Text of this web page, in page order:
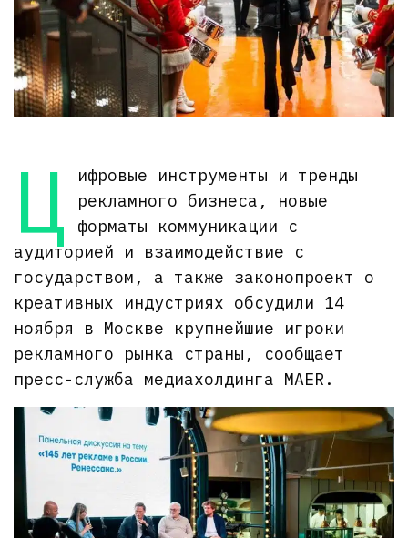
Ц
ифровые инструменты и тренды
рекламного бизнеса, новые
форматы коммуникации с
аудиторией и взаимодействие с
государством, а также законопроект о
креативных индустриях обсудили 14
ноября в Москве крупнейшие игроки
рекламного рынка страны, сообщает
пресс-служба медиахолдинга MAER.